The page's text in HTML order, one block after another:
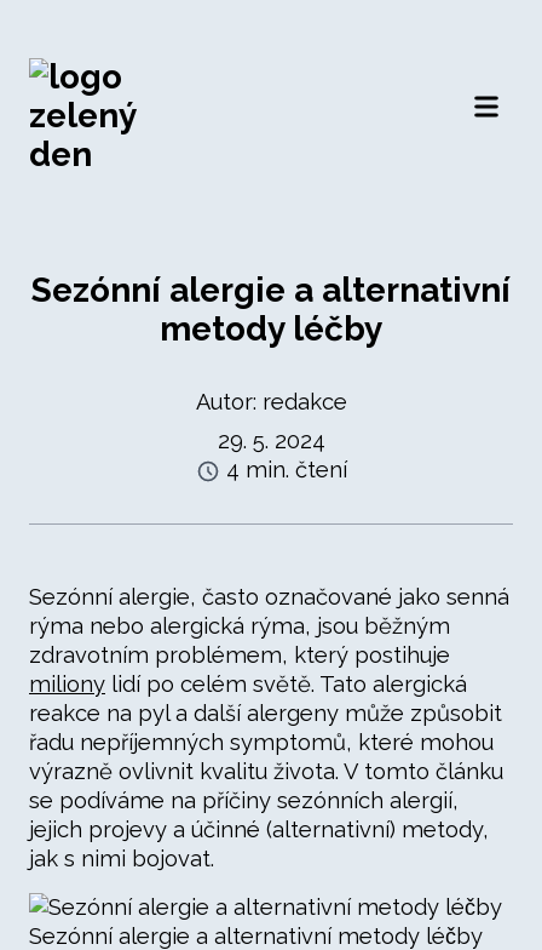
Sezónní alergie a alternativní
metody léčby
Autor: redakce
29. 5. 2024
4 min. čtení
Sezónní alergie, často označované jako senná
rýma nebo alergická rýma, jsou běžným
zdravotním problémem, který postihuje
miliony lidí po celém světě. Tato alergická
reakce na pyl a další alergeny může způsobit
řadu nepříjemných symptomů, které mohou
výrazně ovlivnit kvalitu života. V tomto článku
se podíváme na příčiny sezónních alergií,
jejich projevy a účinné (alternativní) metody,
jak s nimi bojovat.
Sezónní alergie a alternativní metody léčby